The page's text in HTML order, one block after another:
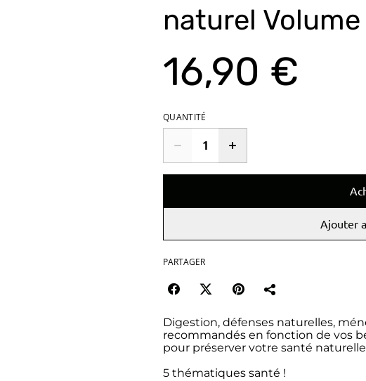
naturel Volume
16,90 €
QUANTITÉ
Ajouter
PARTAGER
Digestion, défenses naturelles,
recommandés en fonction de vos
pour préserver votre santé
5 thématiques santé !